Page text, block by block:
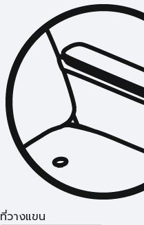
ที่วางแขน